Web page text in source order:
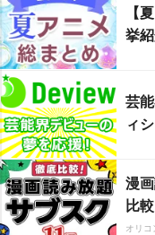
【
挙
芸
ィ
漫
比較
オリ